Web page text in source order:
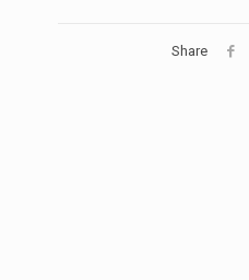
Share